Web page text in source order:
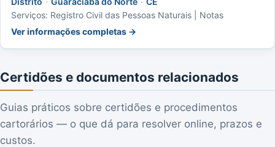
Serviços: Registro Civil das Pessoas Naturais | Notas
Ver informações completas →
Certidões e documentos relacionados
Guias práticos sobre certidões e procedimentos
cartorários — o que dá para resolver online, prazos e
custos.